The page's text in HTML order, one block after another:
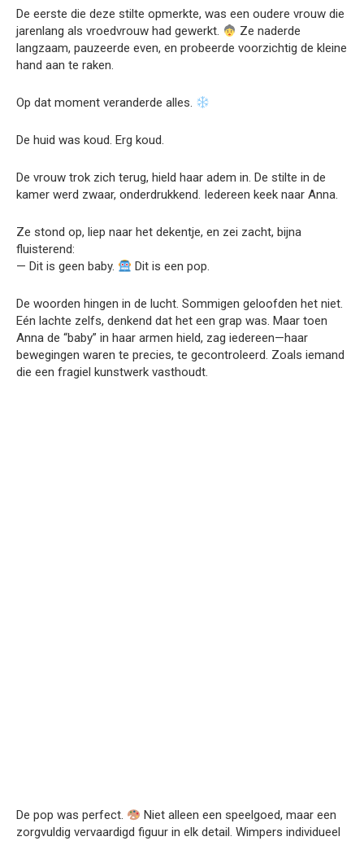
De eerste die deze stilte opmerkte, was een oudere vrouw die
jarenlang als vroedvrouw had gewerkt.
Ze naderde
langzaam, pauzeerde even, en probeerde voorzichtig de kleine
hand aan te raken.
Op dat moment veranderde alles.
De huid was koud. Erg koud.
De vrouw trok zich terug, hield haar adem in. De stilte in de
kamer werd zwaar, onderdrukkend. Iedereen keek naar Anna.
Ze stond op, liep naar het dekentje, en zei zacht, bijna
fluisterend:
— Dit is geen baby.
Dit is een pop.
De woorden hingen in de lucht. Sommigen geloofden het niet.
Eén lachte zelfs, denkend dat het een grap was. Maar toen
Anna de “baby” in haar armen hield, zag iedereen—haar
bewegingen waren te precies, te gecontroleerd. Zoals iemand
die een fragiel kunstwerk vasthoudt.
De pop was perfect.
Niet alleen een speelgoed, maar een
zorgvuldig vervaardigd figuur in elk detail. Wimpers individueel